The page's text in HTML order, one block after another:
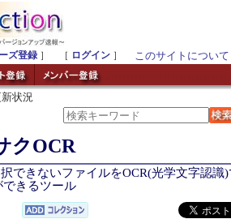
ズ登録 ］ ［ ログイン ］ このサイトについて
状況
クOCR
できないファイルをOCR(光学文字認識)
きるツール